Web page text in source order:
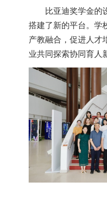
比亚迪奖学金的
搭建了新的平台。学
产教融合，促进人才
业共同探索协同育人